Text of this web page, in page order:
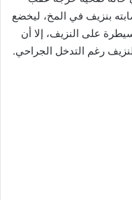
بنزيف في المخ، ليخضع
على النزيف، إلا أن
رغم التدخل الجراحي.